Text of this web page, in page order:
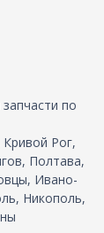
по
Рог,
Полтава,
Ивано-
Никополь,